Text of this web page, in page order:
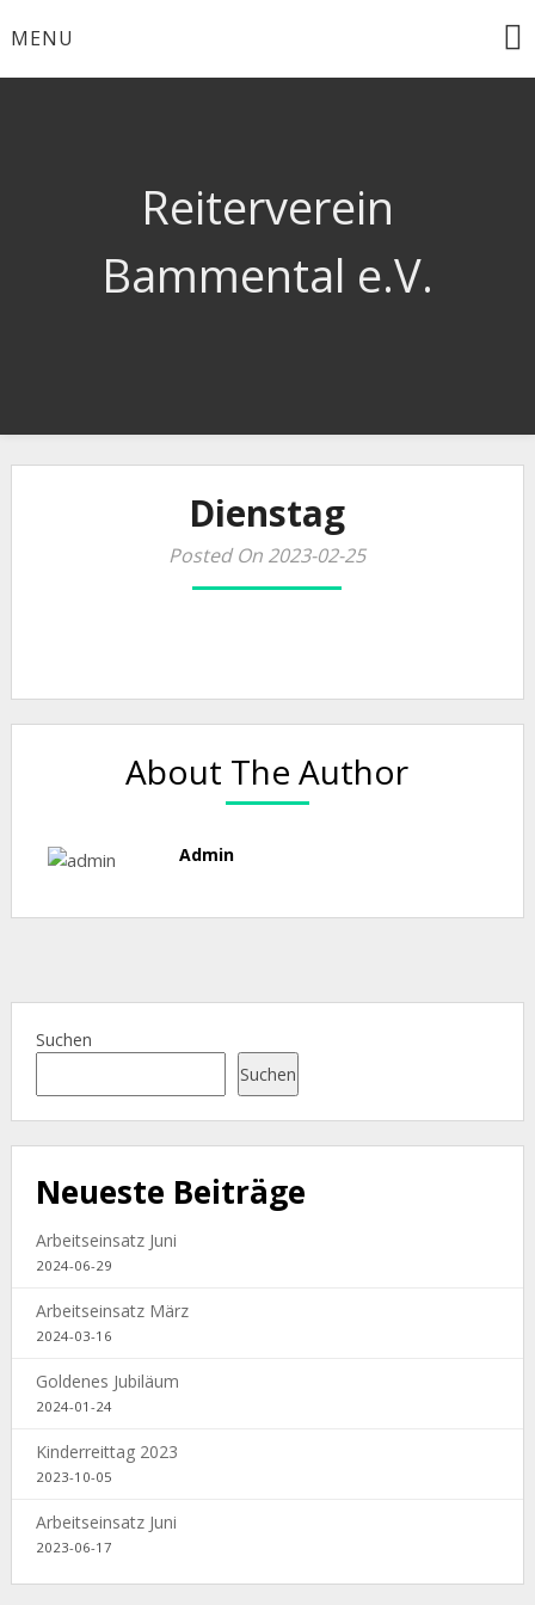
toMENU
Reiterverein
Bammental e.V.
Dienstag
Posted On 2023-02-25
About The Author
Admin
Suchen
Suchen
Neueste Beiträge
Arbeitseinsatz Juni
2024-06-29
Arbeitseinsatz März
2024-03-16
Goldenes Jubiläum
2024-01-24
Kinderreittag 2023
2023-10-05
Arbeitseinsatz Juni
2023-06-17